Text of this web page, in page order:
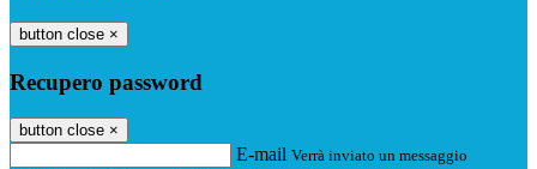
button close ×
Recupero password
button close ×
E-mail Verrà inviato un messaggio